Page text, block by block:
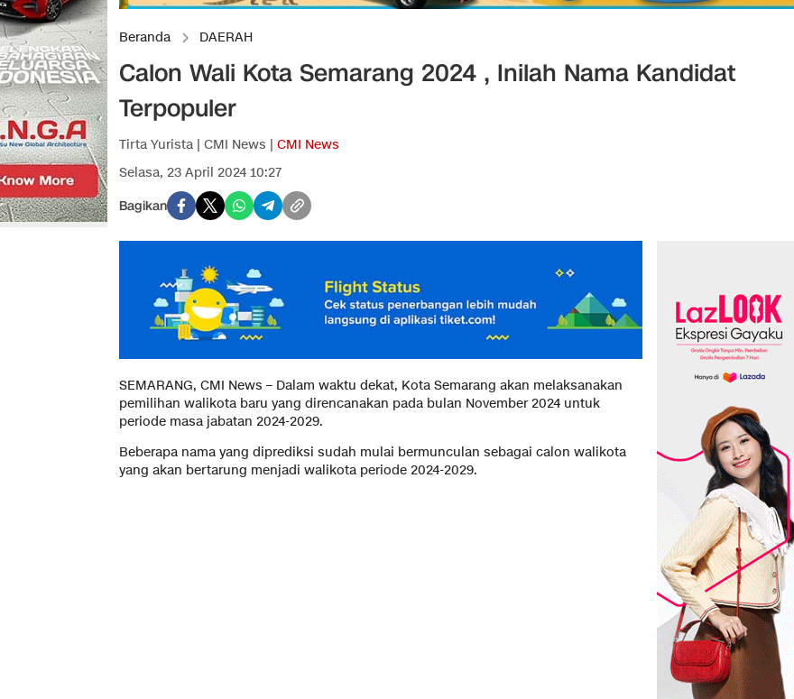
Beranda DAERAH
Calon Wali Kota Semarang 2024 , Inilah Nama Kandidat
Terpopuler
Tirta Yurista | CMI News | CMI News
Selasa, 23 April 2024 10:27
Bagikan
SEMARANG, CMI News – Dalam waktu dekat, Kota Semarang akan melaksanakan
pemilihan walikota baru yang direncanakan pada bulan November 2024 untuk
periode masa jabatan 2024-2029.
Beberapa nama yang diprediksi sudah mulai bermunculan sebagai calon walikota
yang akan bertarung menjadi walikota periode 2024-2029.